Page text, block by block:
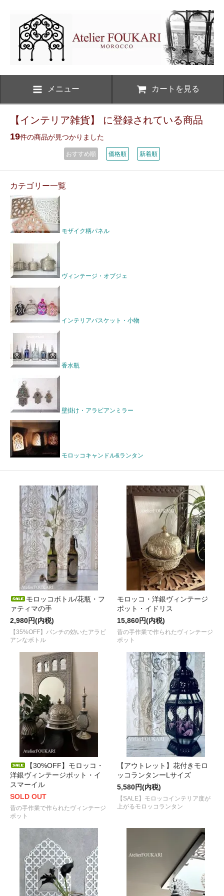
メニュー カートを見る
【インテリア雑貨】 に登録されている商品
19件の商品が見つかりました
おすすめ順 価格順 新着順
カテゴリー一覧
モザイク柄パネル
ヴィンテージ・オブジェ
インテリアバスケット・小物
香水瓶
壁掛け・アラビアンミラー
モロッコキャンドル&ランタン
モロッコボトル/花瓶・フ
ァティマの手
2,980円(内税)
【35%OFF】パンチの効いたアラビ
アンなボトル
モロッコ・洋銀ヴィンテージ
ポット・イドリス
15,860円(内税)
昔の手作業で作られたヴィンテージ
ポット
【30%OFF】モロッコ・
洋銀ヴィンテージポット・イ
スマーイル
SOLD OUT
昔の手作業で作られたヴィンテージ
ポット
【アウトレット】花付きモロ
ッコランタンーLサイズ
5,580円(内税)
【SALE】モロッコインテリア度が
上がるモロッコランタン